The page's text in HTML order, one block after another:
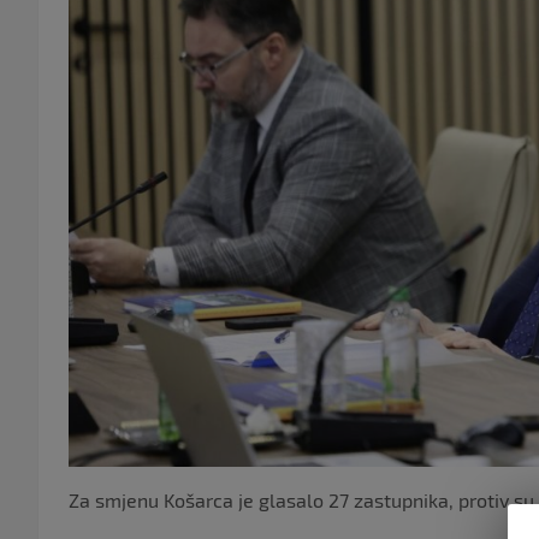
Za smjenu Košarca je glasalo 27 zastupnika, protiv